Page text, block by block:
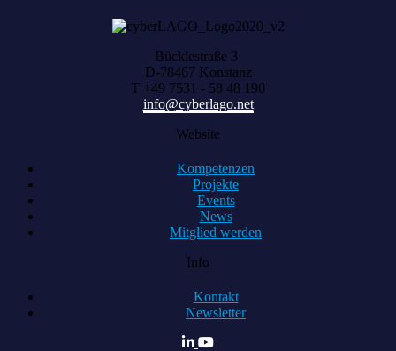
Bücklestraße 3
D-78467 Konstanz
T +49 7531 - 58 48 190
info@cyberlago.net
Website
Kompetenzen
Projekte
Events
News
Mitglied werden
Info
Kontakt
Newsletter